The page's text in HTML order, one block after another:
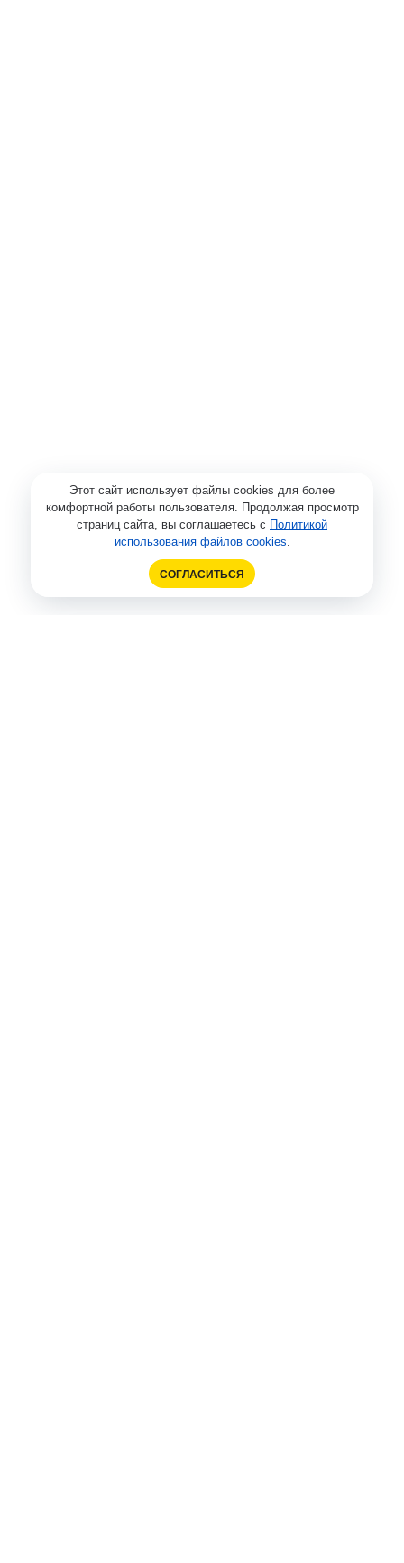
Этот сайт использует файлы cookies для более
комфортной работы пользователя. Продолжая просмотр
страниц сайта, вы соглашаетесь с Политикой
использования файлов cookies.
СОГЛАСИТЬСЯ